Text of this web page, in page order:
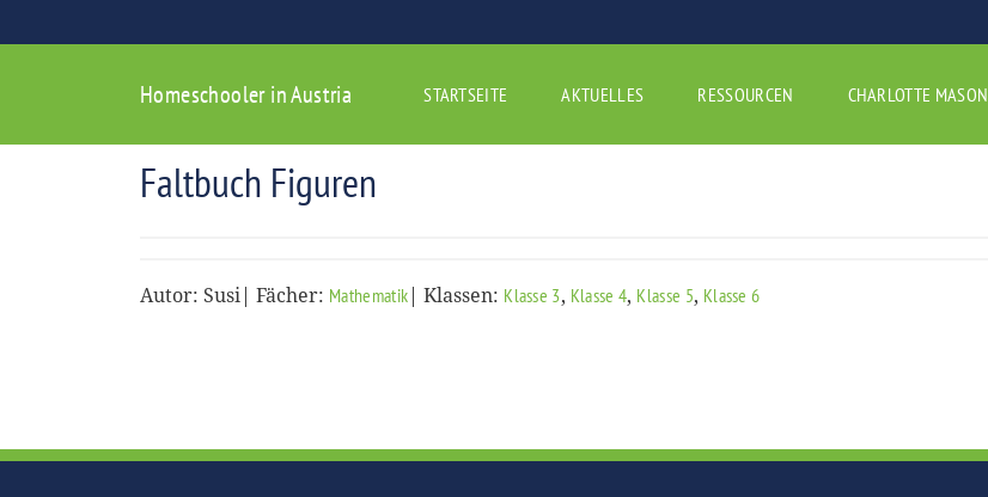
Homeschooler in Austria STARTSEITE AKTUELLES RESSOURCEN CHARLOTTE MASON
Faltbuch Figuren
Autor: Susi| Fächer: Mathematik | Klassen: Klasse 3, Klasse 4, Klasse 5, Klasse 6